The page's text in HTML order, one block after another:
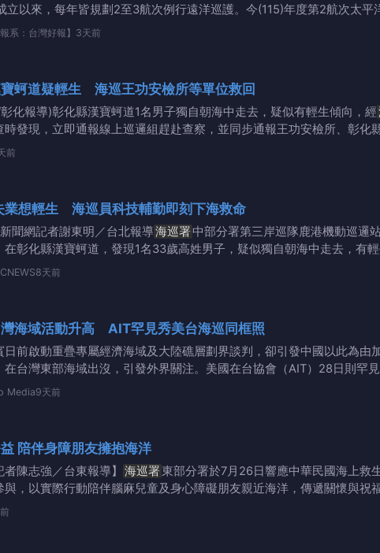
立以來，每年皆規劃2至3航次例行遠洋巡護。今(115)年度第2航次太
系：台灣好報】 3天前
蚵道疑輕生 海巡王功安檢所等單位救回
化報導)彰化縣漢寶蚵道1名男子獨自朝海中走去，疑似有輕生傾向，經
時發現，立即通報線上巡邏組趕赴查察，並同步通報王功安檢所、彰
貴
前
業想輕生 海巡員科技輔勤即刻下海救命
聞網記者謝東明／台北報導海巡署中部分署第三岸巡隊鹿港機動巡邏
在彰化縣漢寶蚵道，發現1名33歲高姓男子，疑似獨自朝海中走去，有
8天前
海域活動升高 AIT罕見秀美台海巡同框照
日前啟動重疊專屬經濟海域及大陸礁層劃界談判，卻引發中國以此為
在台灣東部海域出沒，引發外界關注。美國在台協會（AIT）28日則罕
Media9天前
海巡攜手公益 陪伴身障朋友擁抱海洋
者陳志強／台東報導】 海巡署東部分署於7月26日響應中華民國海上救
與，以實際行動陪伴腦麻兒童及身心障礙朋友親近海洋，傳遞關懷與